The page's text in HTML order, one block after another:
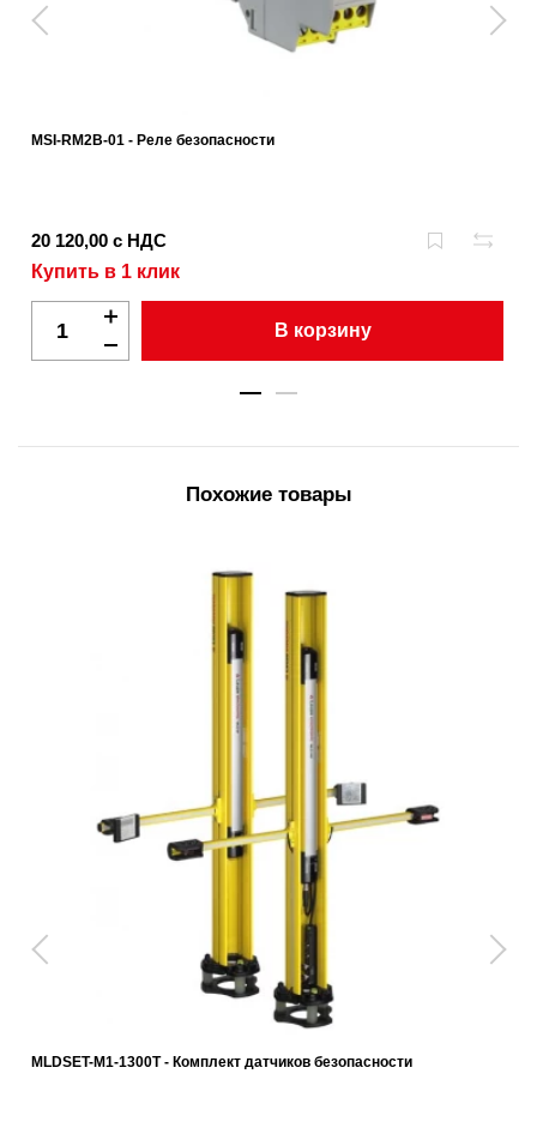
MSI-RM2B-01 - Реле безопасности
20 120,00 с НДС
Купить в 1 клик
В корзину
Похожие товары
MLDSET-M1-1300T - Комплект датчиков безопасности